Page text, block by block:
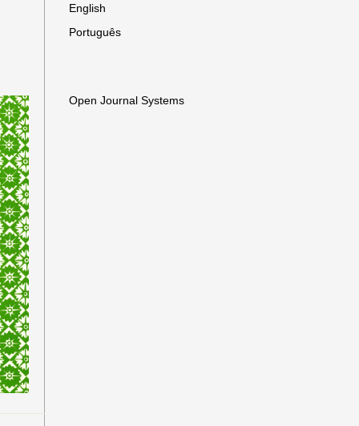
English
Português
Open Journal Systems